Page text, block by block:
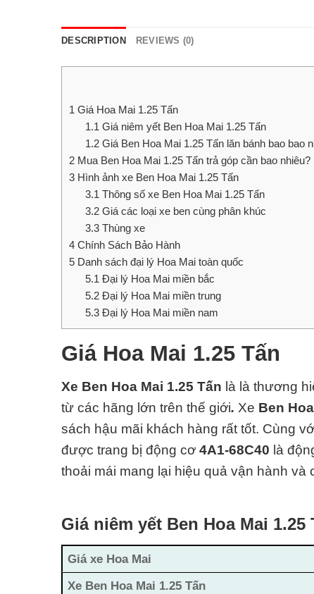
DESCRIPTION REVIEWS (0)
1 Giá Hoa Mai 1.25 Tấn
1.1 Giá niêm yết Ben Hoa Mai 1.25 Tấn
1.2Giá Ben Hoa Mai 1.25 Tấn lăn bánh bao bao
2 Mua Ben Hoa Mai 1.25 Tấn trả góp cần bao nhiêu?
3 Hình ảnh xe Ben Hoa Mai 1.25 Tấn
3.1 Thông số xe Ben Hoa Mai 1.25 Tấn
3.2Giá các loại xe ben cùng phân khúc
3.3Thùng xe
4 Chính Sách Bảo Hành
5 Danh sách đại lý Hoa Mai toàn quốc
5.1 Đại lý Hoa Mai miền bắc
5.2Đại lý Hoa Mai miền trung
5.3Đại lý Hoa Mai miền nam
Giá Hoa Mai 1.25 Tấn
Xe Ben Hoa Mai 1.25 Tấn là là thương
từ các hãng lớn trên thế giới. Xe Ben
sách hậu mãi khách hàng rất tốt. Cùng
được trang bị động cơ 4A1-68C40 là
thoải mái mang lại hiệu quả vận hành
Giá niêm yết Ben Hoa Mai 1.25
Giá xe Hoa Mai
Xe Ben Hoa Mai 1.25 Tấn